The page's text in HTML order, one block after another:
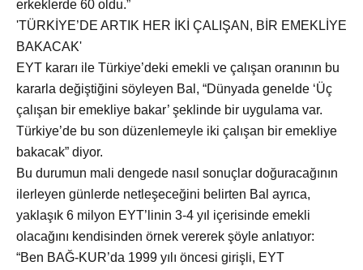
erkeklerde 60 oldu.”
'TÜRKİYE’DE ARTIK HER İKİ ÇALIŞAN, BİR EMEKLİYE
BAKACAK'
EYT kararı ile Türkiye’deki emekli ve çalışan oranının bu
kararla değiştiğini söyleyen Bal, “Dünyada genelde ‘Üç
çalışan bir emekliye bakar’ şeklinde bir uygulama var.
Türkiye’de bu son düzenlemeyle iki çalışan bir emekliye
bakacak” diyor.
Bu durumun mali dengede nasıl sonuçlar doğuracağının
ilerleyen günlerde netleşeceğini belirten Bal ayrıca,
yaklaşık 6 milyon EYT’linin 3-4 yıl içerisinde emekli
olacağını kendisinden örnek vererek şöyle anlatıyor:
“Ben BAĞ-KUR’da 1999 yılı öncesi girişli, EYT